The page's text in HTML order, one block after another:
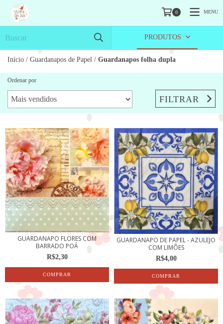
0 MENU
PRODUTOS
Início / Guardanapos de Papel / Guardanapos folha dupla
Ordenar por
FILTRAR
GUARDANAPO FLORES COM
BARRADO POÁ
R$2,30
GUARDANAPO DE PAPEL - AZULEJO
COM LIMÕES
R$4,00